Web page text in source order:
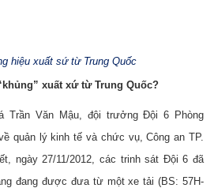
hiệu xuất sứ từ Trung Quốc
xuất xứ từ Trung Quốc?
Trần Văn Mậu, đội trưởng Đội 6 Phòng
quản lý kinh tế và chức vụ, Công an TP.
ngày 27/11/2012, các trinh sát Đội 6 đã
đang được đưa từ một xe tải (BS: 57H-